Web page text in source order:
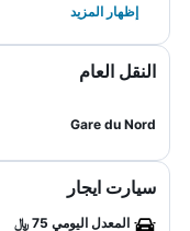
إظهار المزيد
النقل العام
Gare du Nord
سيارت ايجار
المعدل اليومي 75 ﷼